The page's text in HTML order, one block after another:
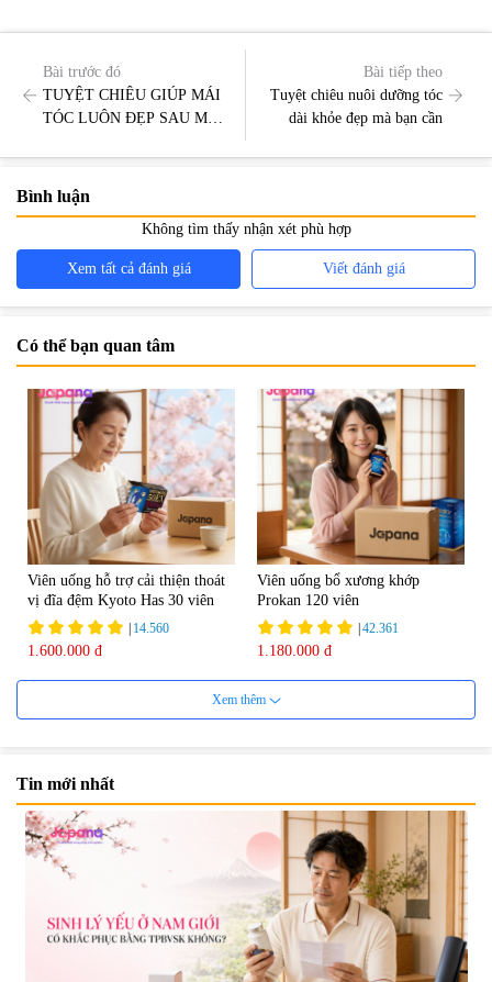
Bài trước đó
TUYỆT CHIÊU GIÚP MÁI
TÓC LUÔN ĐẸP SAU MỖI
Bài tiếp theo
Tuyệt chiêu nuôi dưỡng tóc
dài khỏe đẹp mà bạn cần
Bình luận
Không tìm thấy nhận xét phù hợp
Xem tất cả đánh giá Viết đánh giá
Có thể bạn quan tâm
Viên uống hỗ trợ cải thiện thoát
vị đĩa đệm Kyoto Has 30 viên
| 14.560
1.600.000 đ
Viên uống bổ xương khớp
Prokan 120 viên
|42.361
1.180.000 đ
Viên uống hỗ trợ Gout Ribeto
73.520
1.500.000 đ
Viên uống hỗ trợ xương khớp
Kendai Glucosamine Hộp 180
viên
|9.280
690.000 đ
Xem thêm
Tin mới nhất